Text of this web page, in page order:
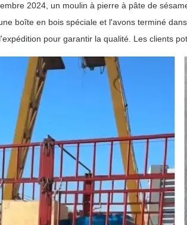
2024, un moulin à pierre à pâte de
boîte en bois spéciale et l'avons terminé
pour garantir la qualité. Les clients